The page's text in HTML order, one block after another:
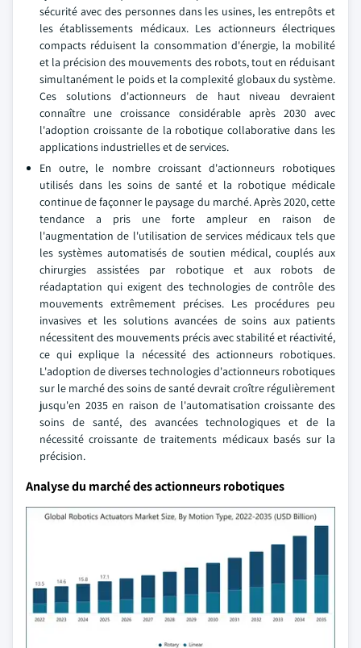
sécurité avec des personnes dans les usines, les entrepôts et
les établissements médicaux. Les actionneurs électriques
compacts réduisent la consommation d'énergie, la mobilité
et la précision des mouvements des robots, tout en réduisant
simultanément le poids et la complexité globaux du système.
Ces solutions d'actionneurs de haut niveau devraient
connaître une croissance considérable après 2030 avec
l'adoption croissante de la robotique collaborative dans les
applications industrielles et de services.
En outre, le nombre croissant d'actionneurs robotiques
utilisés dans les soins de santé et la robotique médicale
continue de façonner le paysage du marché. Après 2020, cette
tendance a pris une forte ampleur en raison de
l'augmentation de l'utilisation de services médicaux tels que
les systèmes automatisés de soutien médical, couplés aux
chirurgies assistées par robotique et aux robots de
réadaptation qui exigent des technologies de contrôle des
mouvements extrêmement précises. Les procédures peu
invasives et les solutions avancées de soins aux patients
nécessitent des mouvements précis avec stabilité et réactivité,
ce qui explique la nécessité des actionneurs robotiques.
L'adoption de diverses technologies d'actionneurs robotiques
sur le marché des soins de santé devrait croître régulièrement
jusqu'en 2035 en raison de l'automatisation croissante des
soins de santé, des avancées technologiques et de la
nécessité croissante de traitements médicaux basés sur la
précision.
Analyse du marché des actionneurs robotiques